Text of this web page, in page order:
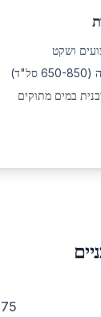
במים מתוקים
75 כ"ס (55.2 קילווואט) ב-5,150-5,850 סל"ד